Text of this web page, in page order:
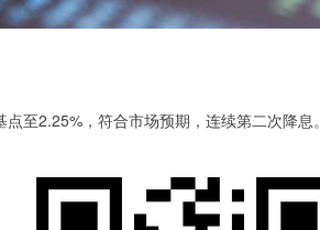
2.25%，符合市场预期，连续第二次降息。